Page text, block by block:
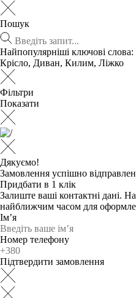
Пошук
Найпопулярніші ключові слова:
Крісло, Диван, Килим, Ліжко
Фільтри
Показати
Дякуємо!
Замовлення успішно
Придбати в 1 клік
Залиште ваші контактні дані.
найближчим часом для
Ім’я
Номер телефону
Підтвердити замовлення